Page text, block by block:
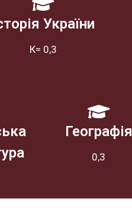
України
К= 0,3
Географія
0,3